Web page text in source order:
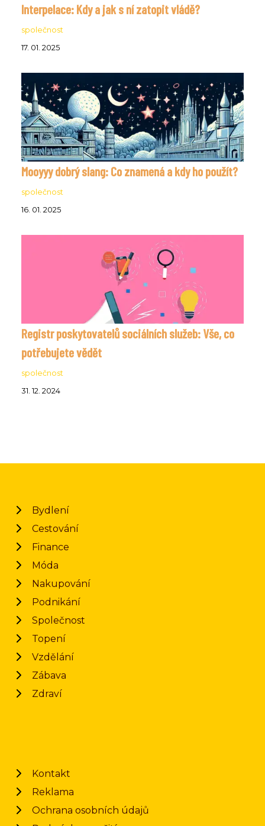
Interpelace: Kdy a jak s ní zatopit vládě?
společnost
17. 01. 2025
Mooyyy dobrý slang: Co znamená a kdy ho použít?
společnost
16. 01. 2025
Registr poskytovatelů sociálních služeb: Vše, co
potřebujete vědět
společnost
31. 12. 2024
Bydlení
Cestování
Finance
Móda
Nakupování
Podnikání
Společnost
Topení
Vzdělání
Zábava
Zdraví
Kontakt
Reklama
Ochrana osobních údajů